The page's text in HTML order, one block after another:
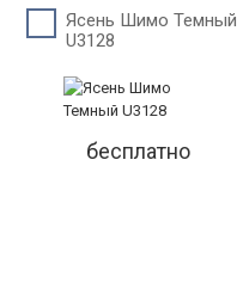
Ясень Шимо Темный
U3128
бесплатно